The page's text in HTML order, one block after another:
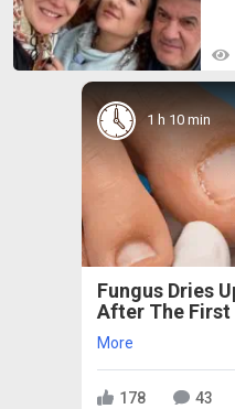
1 h 10 min
Fungus Dries
After The First
More
178 43